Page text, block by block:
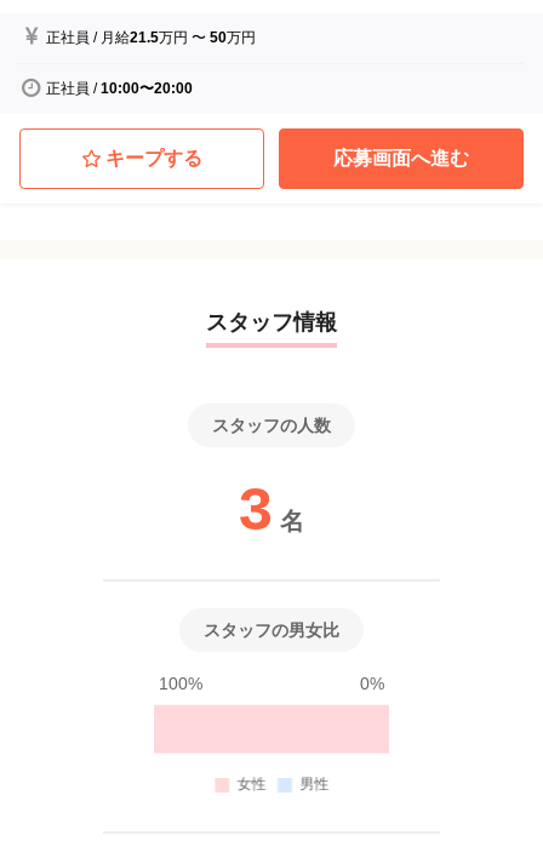
正社員 / 月給21.5万円 〜50万円
正社員 /10:00〜20:00
キープする 応募画面へ進む
スタッフ情報
スタッフの人数
3 名
スタッフの男女比
100% 0%